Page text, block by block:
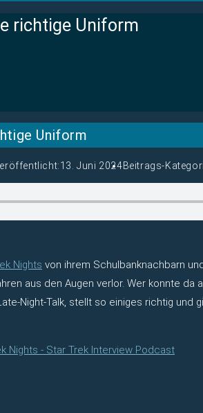
richtige Uniform
Uniform
13. Juni 2024Beitrags-
Nights von ihrem Schulbanknachbarn
aus den Augen verlor. Wer konnte
Night-Talk, stellt so einiges richtig
Nights - Star Trek Interview Podcast